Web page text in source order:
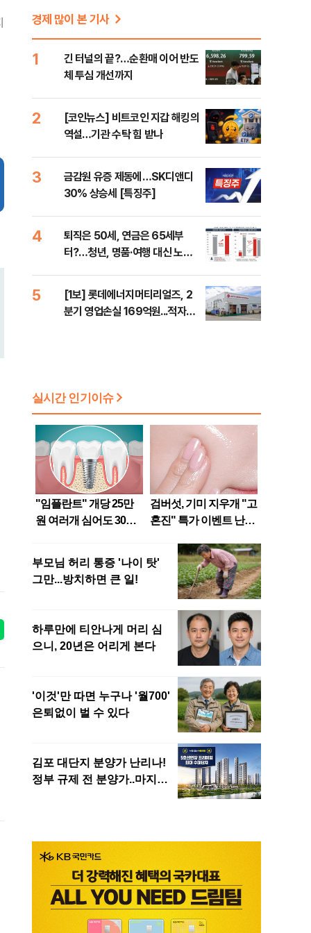
경제 많이 본 기사
1
긴 터널의 끝?…순환매 이어 반도
체 투심 개선까지
2
[코인뉴스] 비트코인 지갑 해킹의
역설…기관 수탁 힘 받나
3
금감원 유증 제동에…SK디앤디
30% 상승세 [특징주]
4
퇴직은 50세, 연금은 65세부
터?…청년, 명품·여행 대신 노후
5
[1보] 롯데에너지머티리얼즈, 2
분기 영업손실 169억원...적자지